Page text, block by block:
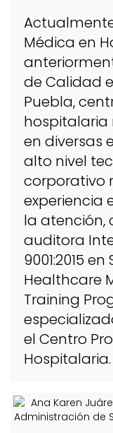
Médica en
de Calidad
Puebla,
hospitalaria
en diversas
alto nivel
corporativo
experiencia
la atención,
auditora
9001:2015
Healthcare
Training
el Centro
Hospitalaria.